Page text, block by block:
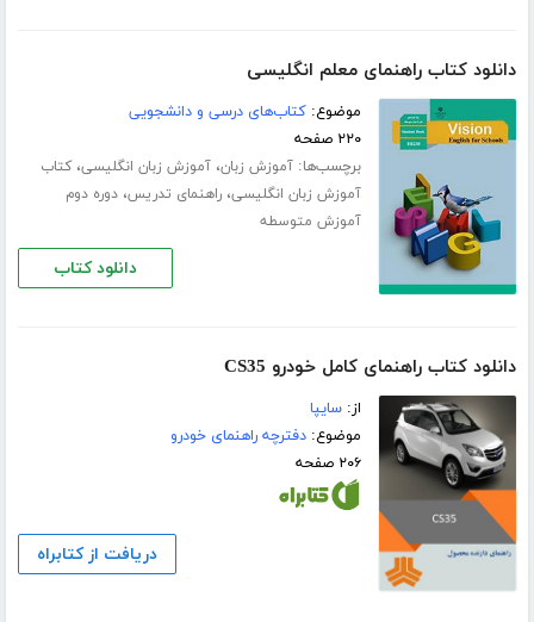
دانلود کتاب راهنمای معلم انگلیسی
موضوع:کتاب‌های درسی و دانشجویی
۲۲۰ صفحه
برچسب‌ها:آموزش زبان،آموزش زبان انگلیسی،کتاب
آموزش زبان انگلیسی،راهنمای تدریس،دوره دوم
آموزش متوسطه
دانلود کتاب
دانلود کتاب راهنمای کامل خودرو CS35
از:سایپا
موضوع:دفترچه راهنمای خودرو
۲۰۶ صفحه
دریافت از کتابراه